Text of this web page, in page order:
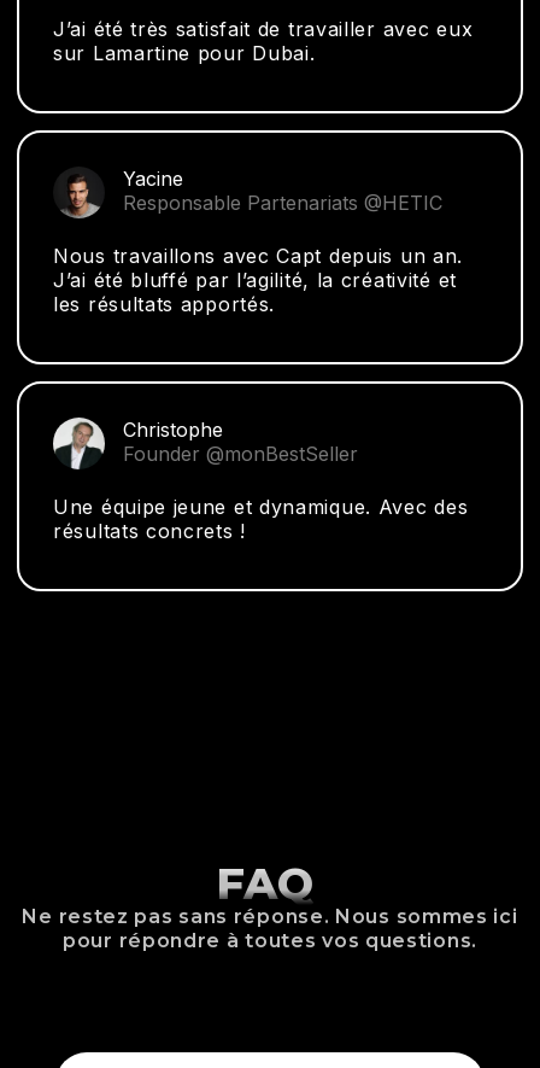
J’ai été très satisfait de travailler avec eux
sur Lamartine pour Dubai.
Yacine
Responsable Partenariats @HETIC
Nous travaillons avec Capt depuis un an.
J’ai été bluffé par l’agilité, la créativité et
les résultats apportés.
Christophe
Founder @monBestSeller
Une équipe jeune et dynamique. Avec des
résultats concrets !
FAQ
Ne restez pas sans réponse. Nous sommes ici
pour répondre à toutes vos questions.